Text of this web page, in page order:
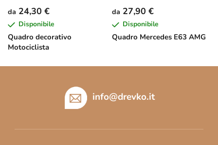
Quadro decorativo
Motociclista
da 24,30 €
Disponibile
Quadro Mercedes E63 AMG
da 27,90 €
Disponibile
info@drevko.it